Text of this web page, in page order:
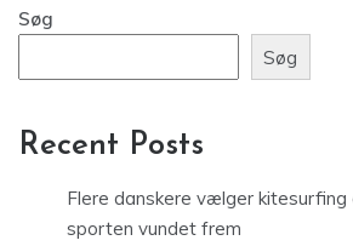
Søg
Søg
Recent Posts
Flere danskere vælger kitesurfing
sporten vundet frem